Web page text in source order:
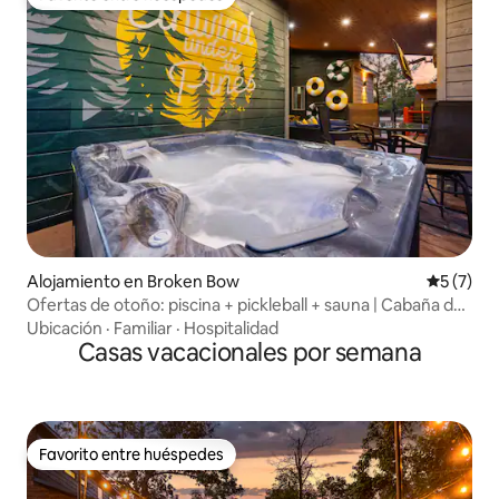
Alojamiento en Broken Bow
5 (7)
Ofertas de otoño: piscina + pickleball + sauna | Cabaña de
lujo
Ubicación · Familiar · Hospitalidad
Casas vacacionales por semana
Favorito entre huéspedes
Favorito entre huéspedes